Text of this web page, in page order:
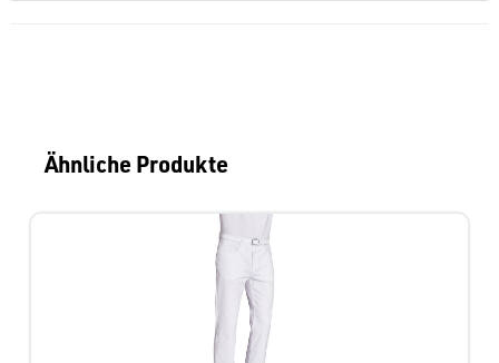
Produktgalerie überspringen
Ähnliche Produkte